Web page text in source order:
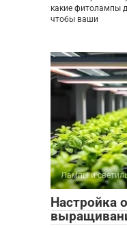
какие фитолампы
чтобы ваши
Лампы и
Настройка